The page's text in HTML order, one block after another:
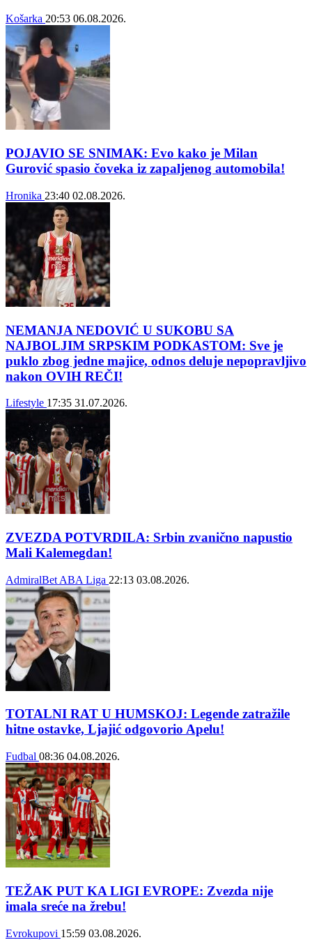
Košarka 20:53 06.08.2026.
POJAVIO SE SNIMAK: Evo kako je Milan
Gurović spasio čoveka iz zapaljenog automobila!
Hronika 23:40 02.08.2026.
NEMANJA NEDOVIĆ U SUKOBU SA
NAJBOLJIM SRPSKIM PODKASTOM: Sve je
puklo zbog jedne majice, odnos deluje nepopravljivo
nakon OVIH REČI!
Lifestyle 17:35 31.07.2026.
ZVEZDA POTVRDILA: Srbin zvanično napustio
Mali Kalemegdan!
AdmiralBet ABA Liga 22:13 03.08.2026.
TOTALNI RAT U HUMSKOJ: Legende zatražile
hitne ostavke, Ljajić odgovorio Apelu!
Fudbal 08:36 04.08.2026.
TEŽAK PUT KA LIGI EVROPE: Zvezda nije
imala sreće na žrebu!
Evrokupovi 15:59 03.08.2026.